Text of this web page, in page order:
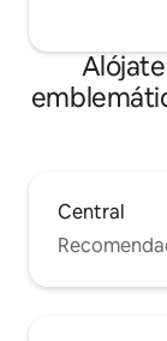
Central